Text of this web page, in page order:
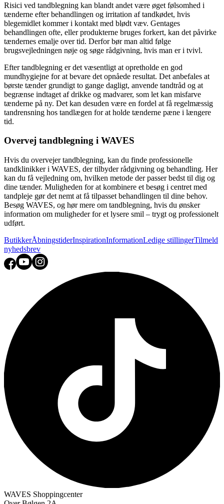
Risici ved tandblegning kan blandt andet være øget følsomhed i
tænderne efter behandlingen og irritation af tandkødet, hvis
blegemidlet kommer i kontakt med blødt væv. Gentages
behandlingen ofte, eller produkterne bruges forkert, kan det påvirke
tændernes emalje over tid. Derfor bør man altid følge
brugsvejledningen nøje og søge rådgivning, hvis man er i tvivl.
Efter tandblegning er det væsentligt at opretholde en god
mundhygiejne for at bevare det opnåede resultat. Det anbefales at
børste tænder grundigt to gange dagligt, anvende tandtråd og at
begrænse indtaget af drikke og madvarer, som let kan misfarve
tænderne på ny. Det kan desuden være en fordel at få regelmæssig
tandrensning hos tandlægen for at holde tænderne pæne i længere
tid.
Overvej tandblegning i WAVES
Hvis du overvejer tandblegning, kan du finde professionelle
tandklinikker i WAVES, der tilbyder rådgivning og behandling. Her
kan du få vejledning om, hvilken metode der passer bedst til dig og
dine tænder. Muligheden for at kombinere et besøg i centret med
tandpleje gør det nemt at få tilpasset behandlingen til dine behov.
Besøg WAVES, og hør mere om tandblegning, hvis du ønsker
information om muligheder for et lysere smil – trygt og professionelt
udført.
ButikkerÅbningstiderInspirationInformationLedige stillingerTilmeld
nyhedsbrev
WAVES Shoppingcenter